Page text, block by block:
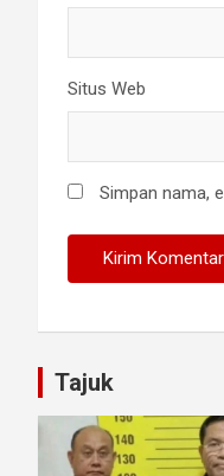
Situs Web
Simpan nama,
Tajuk